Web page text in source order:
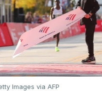
Images via AFP